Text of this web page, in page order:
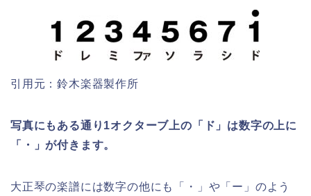
引用元：鈴木楽器製作所
写真にもある通り1オクターブ上の「ド」は数字の上に
「・」が付きます。
大正琴の楽譜には数字の他にも「・」や「ー」のよう